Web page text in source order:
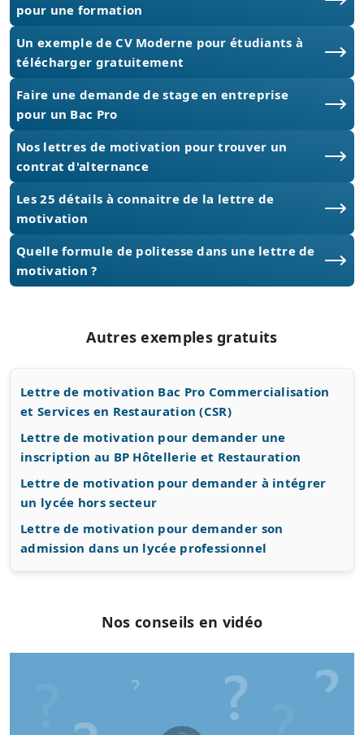
pour une formation
Un exemple de CV Moderne pour étudiants à
télécharger gratuitement
Faire une demande de stage en entreprise
pour un Bac Pro
Nos lettres de motivation pour trouver un
contrat d'alternance
Les 25 détails à connaitre de la lettre de
motivation
Quelle formule de politesse dans une lettre de
motivation ?
Autres exemples gratuits
Lettre de motivation Bac Pro Commercialisation
et Services en Restauration (CSR)
Lettre de motivation pour demander une
inscription au BP Hôtellerie et Restauration
Lettre de motivation pour demander à intégrer
un lycée hors secteur
Lettre de motivation pour demander son
admission dans un lycée professionnel
Nos conseils en vidéo